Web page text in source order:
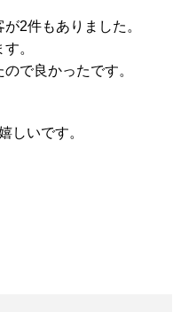
2件もありました。
。
で良かったです。
しいです。